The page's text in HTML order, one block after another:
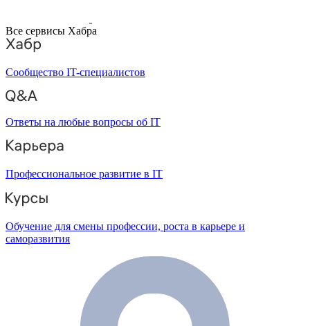
Все сервисы Хабра
Сообщество IT-специалистов
Ответы на любые вопросы об IT
Профессиональное развитие в IT
Обучение для смены профессии, роста в карьере и
саморазвития